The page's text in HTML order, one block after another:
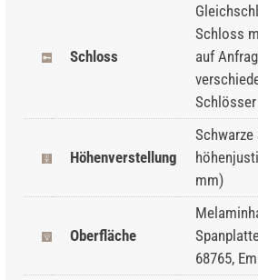
Schloss
Schloss
auf
Höhenverstellung
mm)
Oberfläche
68765,